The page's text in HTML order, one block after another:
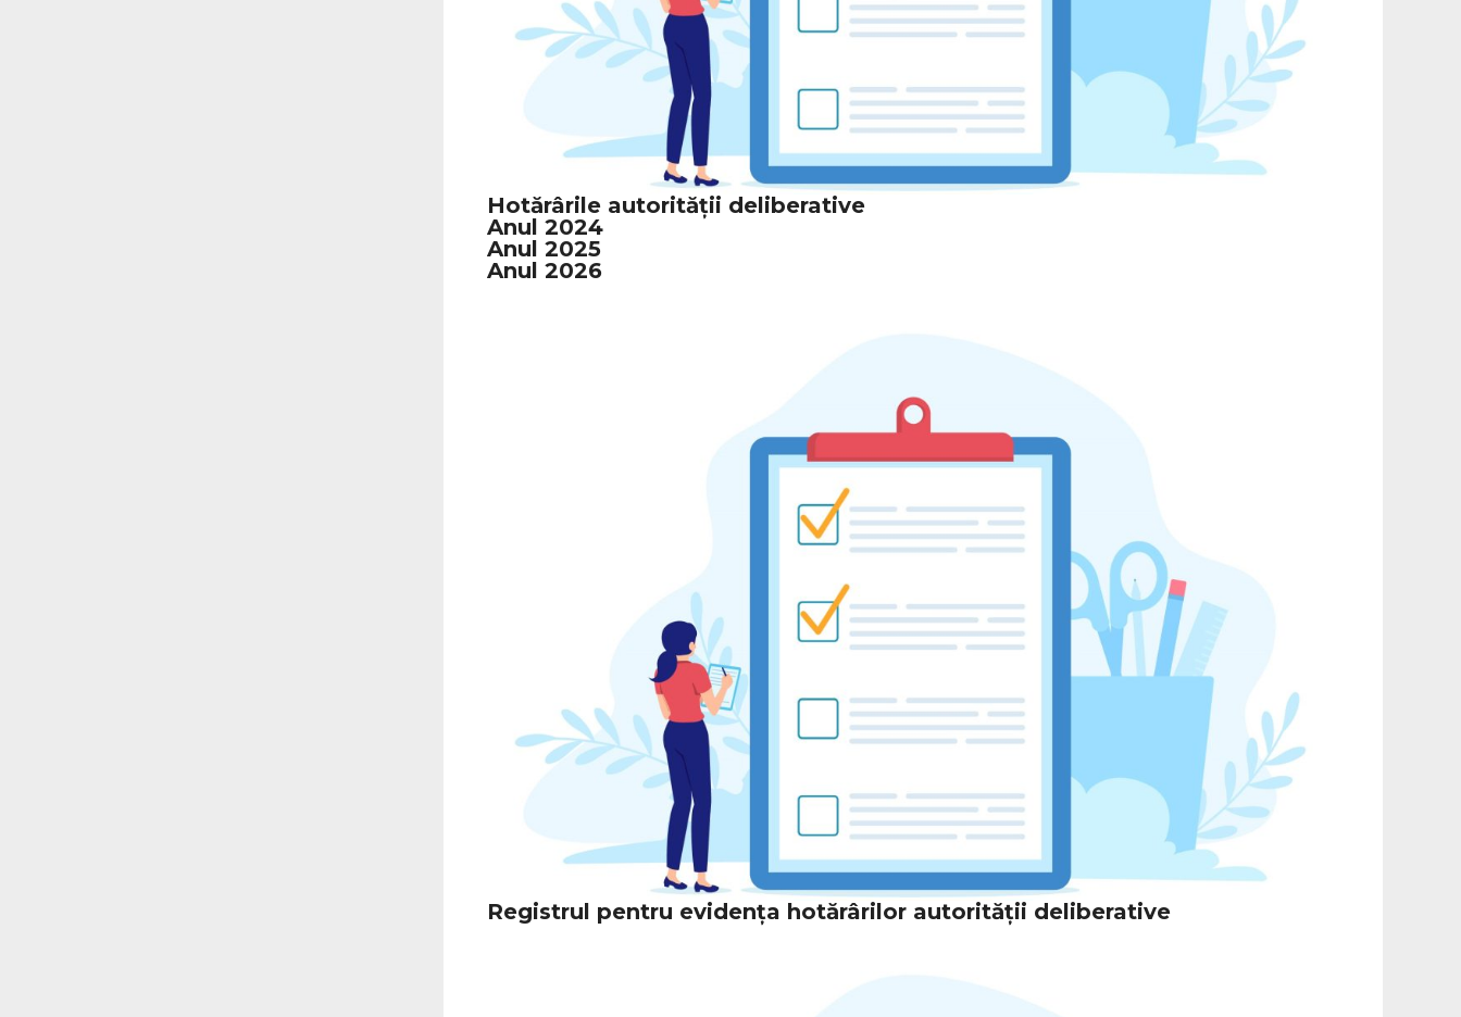
Hotărârile autorității deliberative
Anul 2024
Anul 2025
Anul 2026
Registrul pentru evidența hotărârilor autorității deliberative